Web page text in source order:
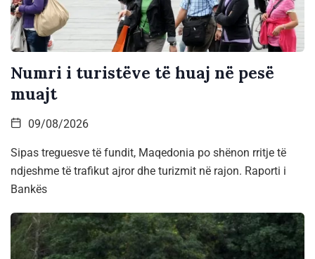
Numri i turistëve të huaj në pesë
muajt
09/08/2026
Sipas treguesve të fundit, Maqedonia po shënon rritje të
ndjeshme të trafikut ajror dhe turizmit në rajon. Raporti i
Bankës